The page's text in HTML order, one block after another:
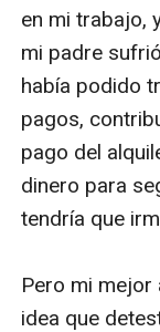
en mi trabajo,
mi padre
había podido
pagos,
pago del
dinero para
tendría que
Pero mi mejor
idea que